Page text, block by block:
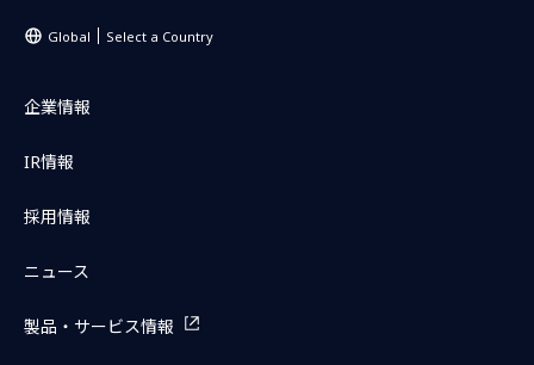
Global Select a Country
企業情報
IR情報
採用情報
ニュース
製品・サービス情報